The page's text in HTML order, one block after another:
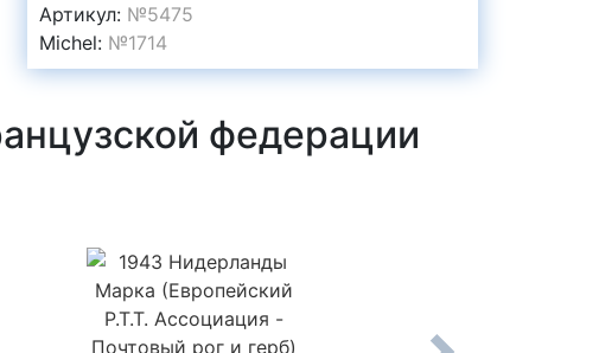
Артикул: №5475
Michel: №1714
федерации